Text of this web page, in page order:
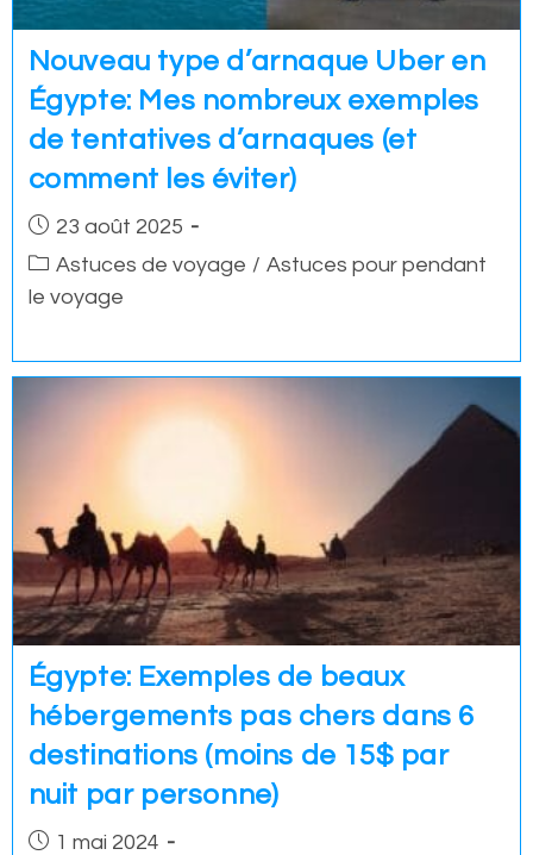
Nouveau type d’arnaque Uber en
Égypte: Mes nombreux exemples
de tentatives d’arnaques (et
comment les éviter)
Post23 août 2025
PostAstuces de voyage / Astuces pour pendant
le voyage
Égypte: Exemples de beaux
hébergements pas chers dans 6
destinations (moins de 15$ par
nuit par personne)
Post1 mai 2024